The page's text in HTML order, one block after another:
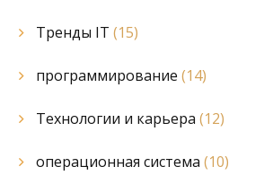
Тренды IT (15)
программирование (14)
Технологии и карьера (12)
операционная система (10)